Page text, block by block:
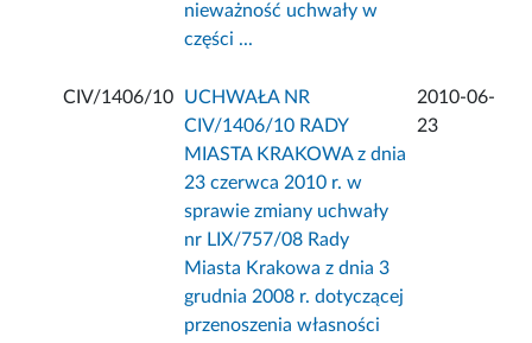
nieważność uchwały w
części ...
CIV/1406/10
UCHWAŁA NR
CIV/1406/10 RADY
MIASTA KRAKOWA z dnia
23 czerwca 2010 r. w
sprawie zmiany uchwały
nr LIX/757/08 Rady
Miasta Krakowa z dnia 3
grudnia 2008 r. dotyczącej
przenoszenia własności
2010-06-
23